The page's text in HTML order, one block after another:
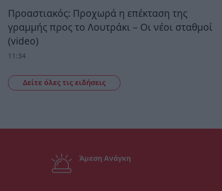
Προαστιακός: Προχωρά η επέκταση της
γραμμής προς το Λουτράκι – Οι νέοι σταθμοί
(video)
11:34
Δείτε όλες τις ειδήσεις
Άμεση Ανάγκη